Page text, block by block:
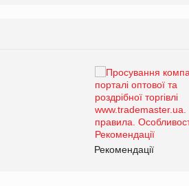
Рекомендації